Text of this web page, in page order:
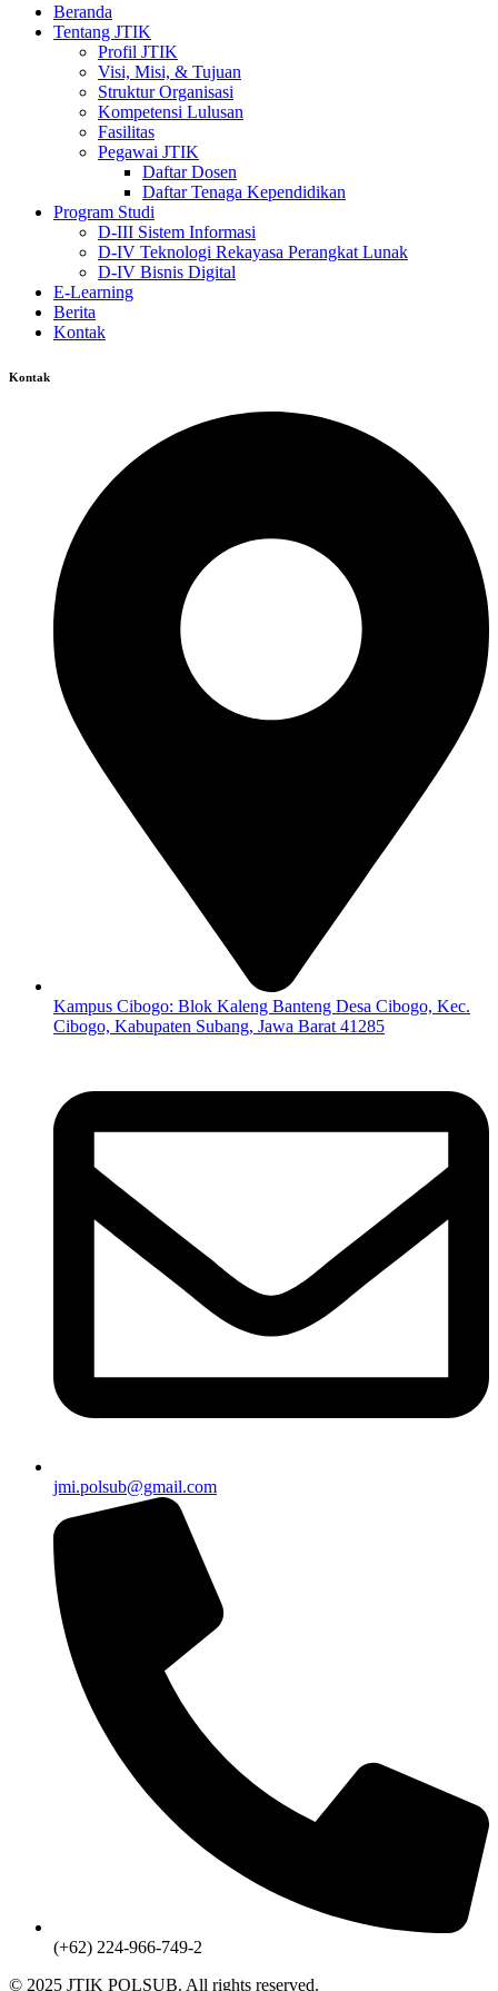
Beranda
Tentang JTIK
Profil JTIK
Visi, Misi, & Tujuan
Struktur Organisasi
Kompetensi Lulusan
Fasilitas
Pegawai JTIK
Daftar Dosen
Daftar Tenaga Kependidikan
Program Studi
D-III Sistem Informasi
D-IV Teknologi Rekayasa Perangkat Lunak
D-IV Bisnis Digital
E-Learning
Berita
Kontak
Kontak
Kampus Cibogo: Blok Kaleng Banteng Desa Cibogo, Kec.
Cibogo, Kabupaten Subang, Jawa Barat 41285
jmi.polsub@gmail.com
(+62) 224-966-749-2
© 2025 JTIK POLSUB. All rights reserved.